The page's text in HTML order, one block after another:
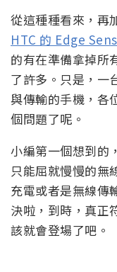
從這種種看來，再
HTC 的 Edge
的有在準備拿掉所
了許多。只是，一
與傳輸的手機，各
個問題了呢。
小編第一個想到的
只能屈就慢慢的無
充電或者是無線傳
決啦，到時，真正
該就會登場了吧。